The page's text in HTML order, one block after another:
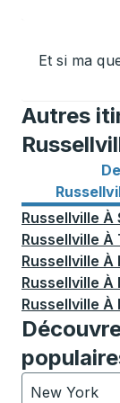
Et si ma
Autres
De
Itinéraires
Russellville À
Russellville À
Russellville À
Russellville À
Russellville À
New York